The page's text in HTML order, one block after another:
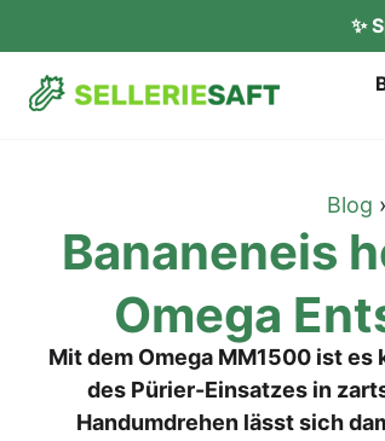
✨
Blog ›
Bana­nen­eis
Ome­ga
Mit dem Omega MM1500 ist
des Pürier-Einsatzes in
Handumdrehen lässt sich